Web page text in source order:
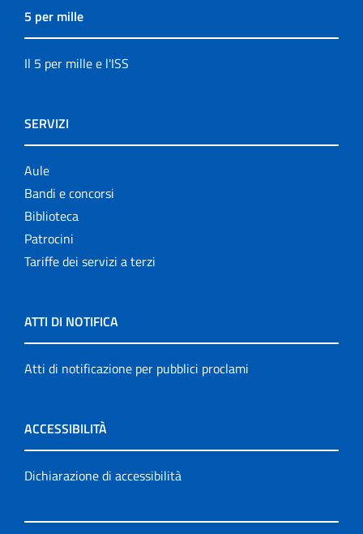
5 per mille
Il 5 per mille e l'ISS
SERVIZI
Aule
Bandi e concorsi
Biblioteca
Patrocini
Tariffe dei servizi a terzi
ATTI DI NOTIFICA
Atti di notificazione per pubblici proclami
ACCESSIBILITÀ
Dichiarazione di accessibilità